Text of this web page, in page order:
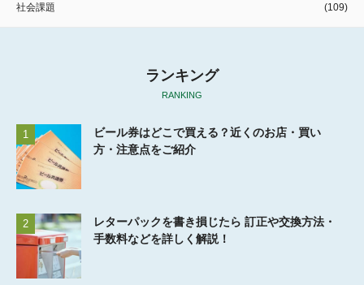
社会課題 (109)
ランキング
RANKING
1
ビール券はどこで買える？近くのお店・買い
方・注意点をご紹介
2
レターパックを書き損じたら 訂正や交換方法・
手数料などを詳しく解説！